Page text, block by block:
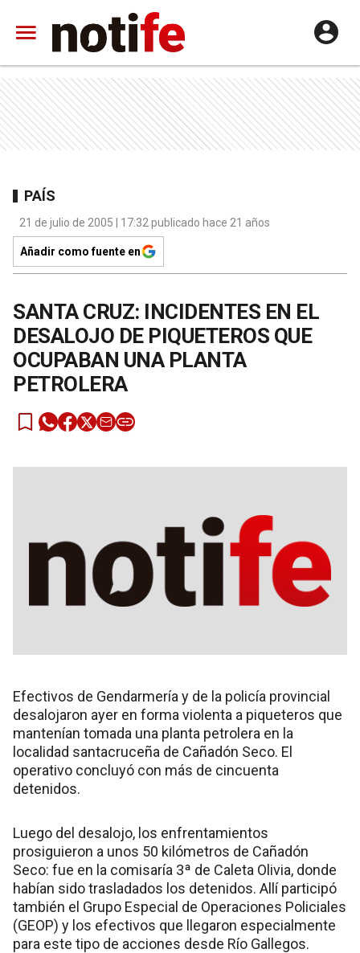
PAÍS
21 de julio de 2005 | 17:32 publicado hace 21 años
Añadir como fuente en
SANTA CRUZ: INCIDENTES EN EL
DESALOJO DE PIQUETEROS QUE
OCUPABAN UNA PLANTA
PETROLERA
Efectivos de Gendarmería y de la policía provincial
desalojaron ayer en forma violenta a piqueteros que
mantenían tomada una planta petrolera en la
localidad santacruceña de Cañadón Seco. El
operativo concluyó con más de cincuenta
detenidos.
Luego del desalojo, los enfrentamientos
prosiguieron a unos 50 kilómetros de Cañadón
Seco: fue en la comisaría 3ª de Caleta Olivia, donde
habían sido trasladados los detenidos. Allí participó
también el Grupo Especial de Operaciones Policiales
(GEOP) y los efectivos que llegaron especialmente
para este tipo de acciones desde Río Gallegos.